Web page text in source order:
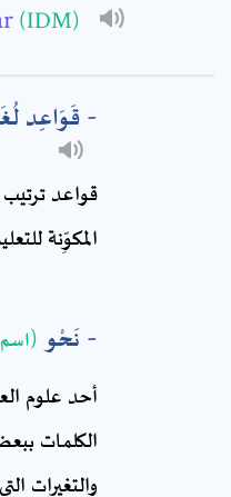
(IDM)
قَوَاعِد
قواعد
المكوِّنة
نَحْو (اسم
أحد علوم
الكلمات
والتغيرات